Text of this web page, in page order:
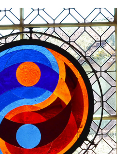
NARÇON CHARLES